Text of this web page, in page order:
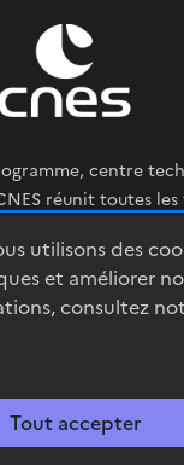
utilisons des
et améliorer
consultez
Tout accepter
centre
réunit toutes
gouvernement.fr
conforme Mentions